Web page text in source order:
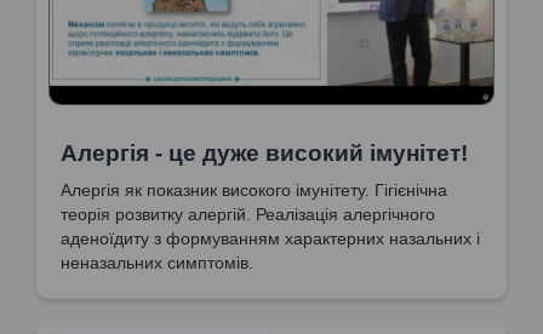
Алергія - це дуже високий імунітет!
Алергія як показник високого імунітету. Гігієнічна
теорія розвитку алергій. Реалізація алергічного
аденоїдиту з формуванням характерних назальних і
неназальних симптомів.